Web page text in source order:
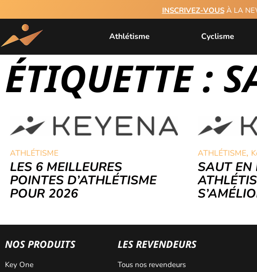
INSCRIVEZ-VOUSÀ LA
Athlétisme Cyclisme
ÉTIQUETTE :
ATHLÉTISME
LES 6 MEILLEURES
POINTES D’ATHLÉTISME
POUR 2026
ATHLÉTISME,
SAUT EN
NOS PRODUITS
Key One
LES REVENDEURS
Tous nos revendeurs